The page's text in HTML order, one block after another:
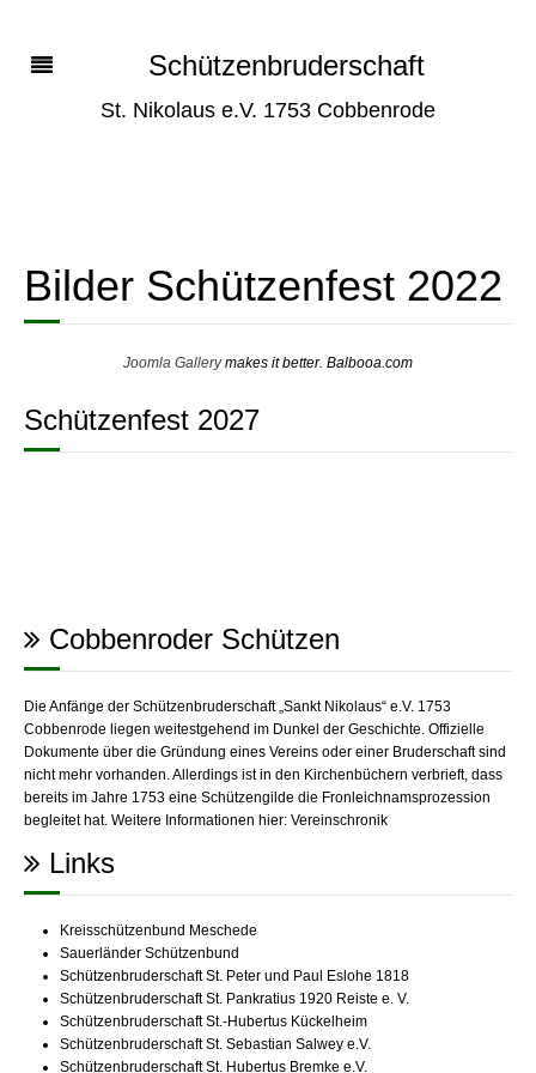
Schützenbruderschaft
St. Nikolaus e.V. 1753 Cobbenrode
Bilder Schützenfest 2022
Joomla Gallerymakes it better. Balbooa.com
Schützenfest 2027
Cobbenroder Schützen
Die Anfänge der Schützenbruderschaft „Sankt Nikolaus“ e.V. 1753
Cobbenrode liegen weitestgehend im Dunkel der Geschichte. Offizielle
Dokumente über die Gründung eines Vereins oder einer Bruderschaft sind
nicht mehr vorhanden. Allerdings ist in den Kirchenbüchern verbrieft, dass
bereits im Jahre 1753 eine Schützengilde die Fronleichnamsprozession
begleitet hat. Weitere Informationen hier: Vereinschronik
Links
Kreisschützenbund Meschede
Sauerländer Schützenbund
Schützenbruderschaft St. Peter und Paul Eslohe 1818
Schützenbruderschaft St. Pankratius 1920 Reiste e. V.
Schützenbruderschaft St.-Hubertus Kückelheim
Schützenbruderschaft St. Sebastian Salwey e.V.
Schützenbruderschaft St. Hubertus Bremke e.V.